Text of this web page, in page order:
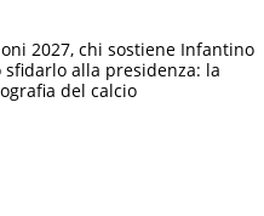
2027, chi sostiene Infantino
sfidarlo alla presidenza: la
del calcio